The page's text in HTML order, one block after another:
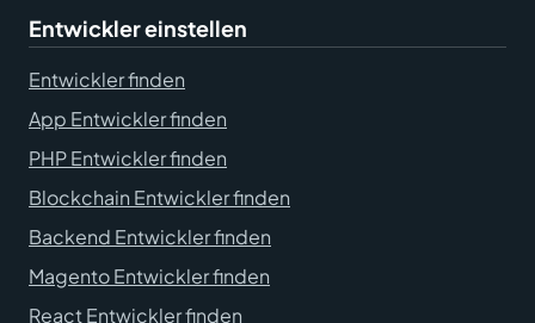
Entwickler einstellen
Entwickler finden
App Entwickler finden
PHP Entwickler finden
Blockchain Entwickler finden
Backend Entwickler finden
Magento Entwickler finden
React Entwickler finden